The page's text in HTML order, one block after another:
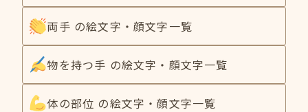
両手 の絵文字・顔文字一覧
物を持つ手 の絵文字・顔文字一覧
体の部位 の絵文字・顔文字一覧